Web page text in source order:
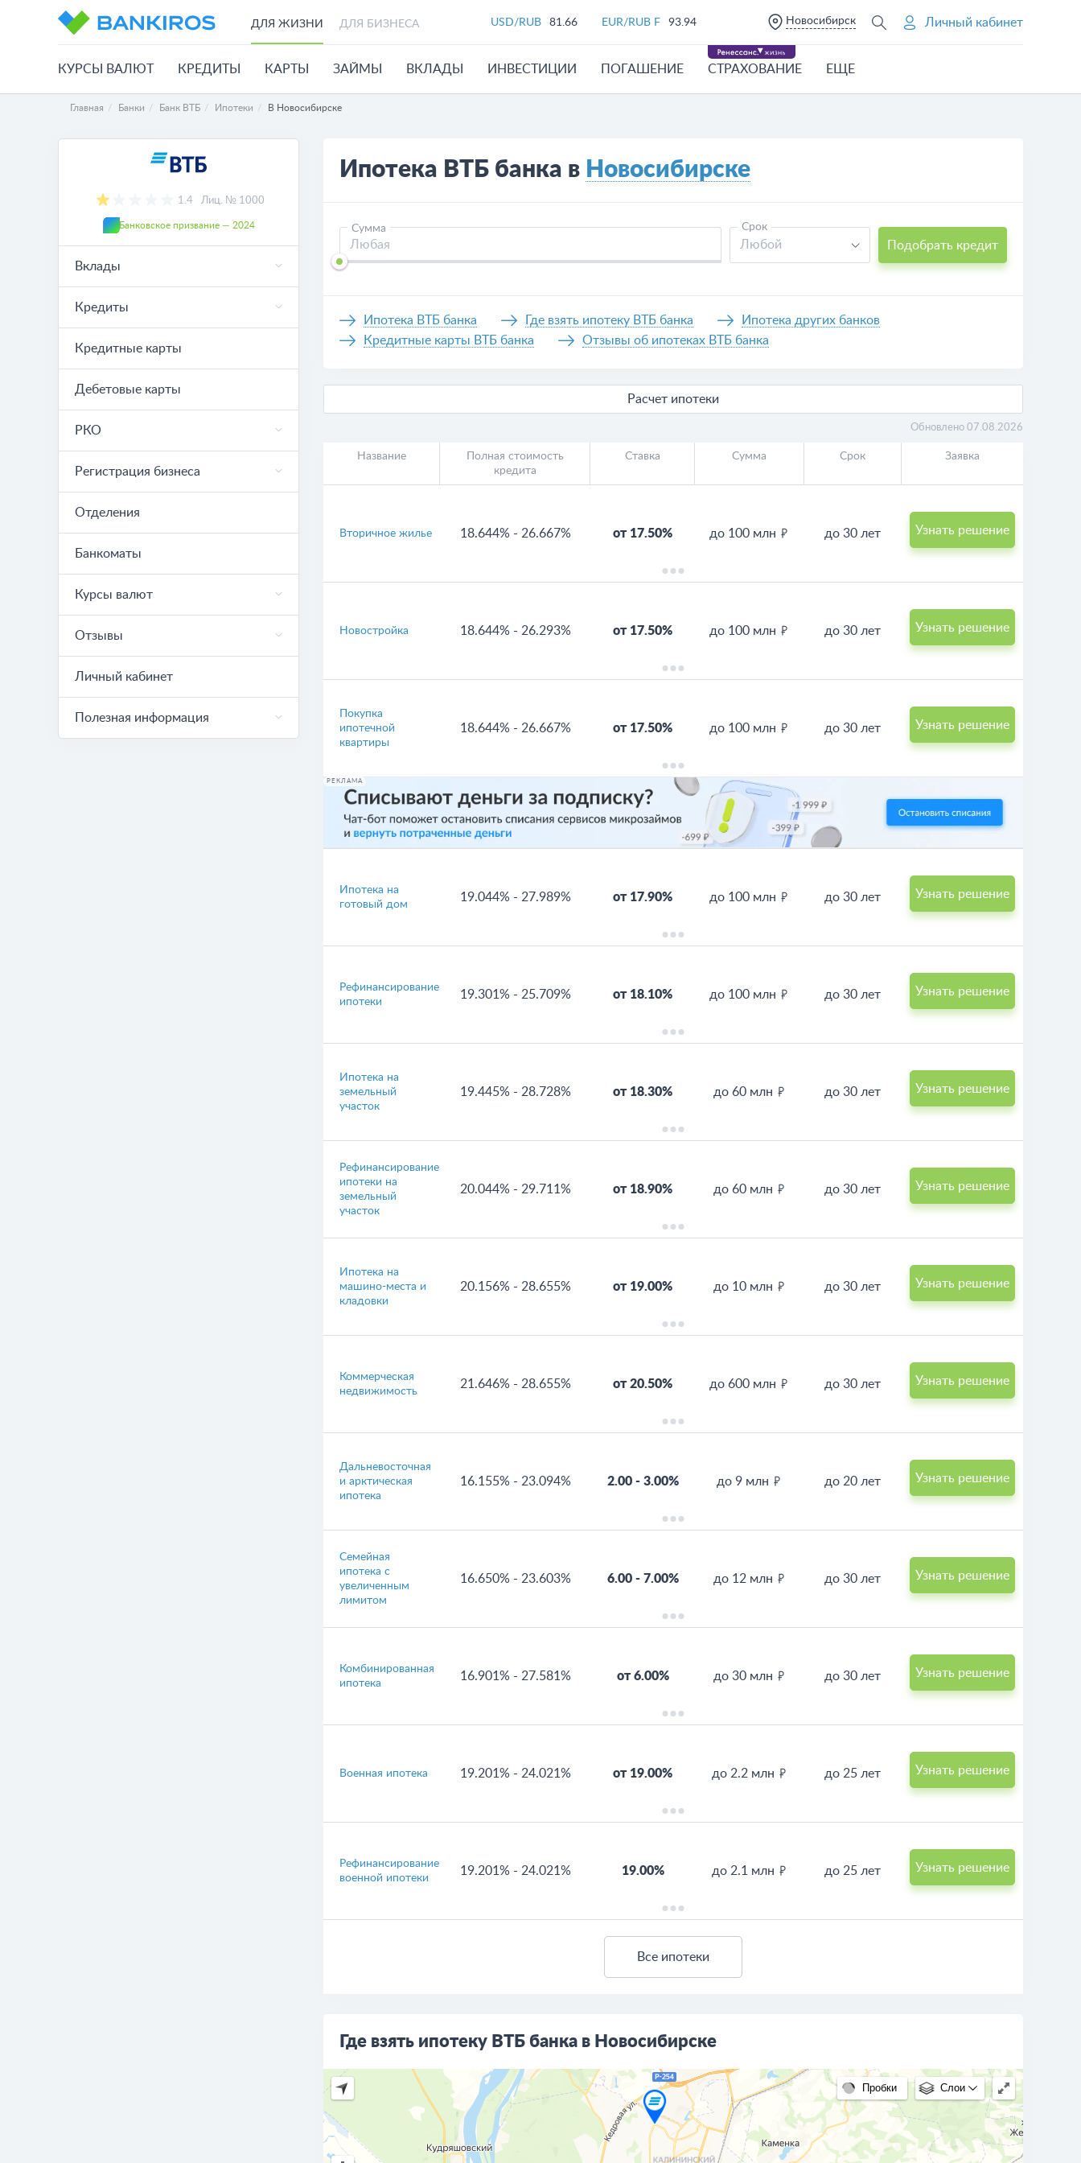
ДЛЯ ЖИЗНИ ДЛЯ БИЗНЕСА USD/RUB 81.66 EUR/RUB F 93.94 Новосибирск Личный кабинет
КУРСЫ ВАЛЮТ КРЕДИТЫ КАРТЫ ЗАЙМЫ ВКЛАДЫ ИНВЕСТИЦИИ ПОГАШЕНИЕ СТРАХОВАНИЕ ЕЩЕ
Главная Банки Банк ВТБ Ипотеки В Новосибирске
1.4 Лиц. № 1000
Банковское призвание — 2024
Вклады
Кредиты
Кредитные карты
Дебетовые карты
РКО
Регистрация бизнеса
Отделения
Банкоматы
Курсы валют
Отзывы
Личный кабинет
Полезная информация
Ипотека ВТБ банка в Новосибирске
Сумма Срок
Любой Подобрать кредит
Ипотека ВТБ банка Где взять ипотеку ВТБ банка
Ипотека других банков
Кредитные карты ВТБ банка
Отзывы об ипотеках ВТБ банка
Расчет ипотеки
Обновлено 07.08.2026
Название
Полная стоимость
кредита
Ставка Сумма Срок Заявка
Вторичное жилье 18.644% - 26.667% от 17.50% до 100 млн до 30 лет Узнать решение
Новостройка 18.644% - 26.293% от 17.50% до 100 млн до 30 лет Узнать решение
Покупка
ипотечной
квартиры
18.644% - 26.667% от 17.50% до 100 млн до 30 лет Узнать решение
РЕКЛАМА
Ипотека на
готовый дом
19.044% - 27.989% от 17.90% до 100 млн до 30 лет Узнать решение
Рефинансирование
ипотеки
19.301% - 25.709% от 18.10% до 100 млн до 30 лет Узнать решение
Ипотека на
земельный
участок
19.445% - 28.728% от 18.30% до 60 млн до 30 лет Узнать решение
Рефинансирование
ипотеки на
земельный
участок
20.044% - 29.711% от 18.90% до 60 млн до 30 лет Узнать решение
Ипотека на
машино-места и
кладовки
20.156% - 28.655% от 19.00% до 10 млн до 30 лет Узнать решение
Коммерческая
недвижимость
21.646% - 28.655% от 20.50% до 600 млн до 30 лет Узнать решение
Дальневосточная
и арктическая
ипотека
16.155% - 23.094% 2.00- 3.00% до 9 млн до 20 лет Узнать решение
Семейная
ипотека с
увеличенным
лимитом
16.650% - 23.603% 6.00- 7.00% до 12 млн до 30 лет Узнать решение
Комбинированная
ипотека
16.901% - 27.581% от 6.00% до 30 млн до 30 лет Узнать решение
Военная ипотека 19.201% - 24.021% от 19.00% до 2.2 млн до 25 лет Узнать решение
Рефинансирование
военной ипотеки
19.201% - 24.021% 19.00% до 2.1 млн до 25 лет Узнать решение
Все ипотеки
Где взять ипотеку ВТБ банка в Новосибирске
Пробки Слои